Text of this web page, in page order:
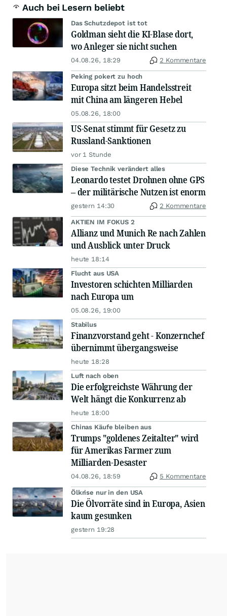
Auch bei Lesern beliebt
Das Schutzdepot ist tot
Goldman sieht die KI-Blase dort,
wo Anleger sie nicht suchen
04.08.26, 18:29 2 Kommentare
Peking pokert zu hoch
Europa sitzt beim Handelsstreit
mit China am längeren Hebel
05.08.26, 18:00
US-Senat stimmt für Gesetz zu
Russland-Sanktionen
vor 1 Stunde
Diese Technik verändert alles
Leonardo testet Drohnen ohne GPS
– der militärische Nutzen ist enorm
gestern 14:30 2 Kommentare
AKTIEN IM FOKUS 2
Allianz und Munich Re nach Zahlen
und Ausblick unter Druck
heute 18:14
Flucht aus USA
Investoren schichten Milliarden
nach Europa um
05.08.26, 19:00
Stabilus
Finanzvorstand geht - Konzernchef
übernimmt übergangsweise
heute 18:28
Luft nach oben
Die erfolgreichste Währung der
Welt hängt die Konkurrenz ab
heute 18:00
Chinas Käufe bleiben aus
Trumps "goldenes Zeitalter" wird
für Amerikas Farmer zum
Milliarden-Desaster
04.08.26, 18:59 5 Kommentare
Ölkrise nur in den USA
Die Ölvorräte sind in Europa, Asien
kaum gesunken
gestern 19:28